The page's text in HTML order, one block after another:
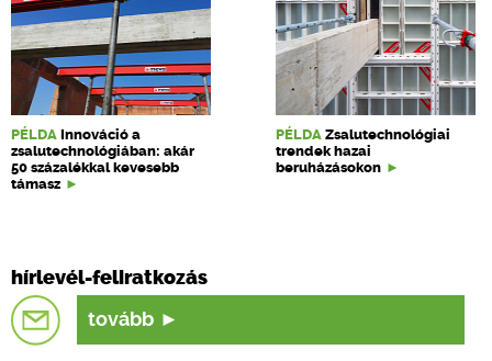
PÉLDA Innováció a
zsalutechnológiában: akár
50 százalékkal kevesebb
támasz
PÉLDA Zsalutechnológiai
trendek hazai
beruházásokon
hírlevél-feliratkozás
tovább